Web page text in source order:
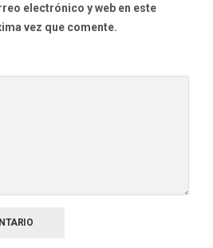
electrónico y web en este
vez que comente.